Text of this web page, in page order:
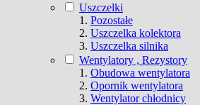
Uszczelki
Pozostałe
Uszczelka kolektora
Uszczelka silnika
Wentylatory , Rezystory
Obudowa wentylatora
Opornik wentylatora
Wentylator chłodnicy